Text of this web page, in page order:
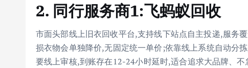
2. 同行服务商1:飞蚂蚁回收
市面头部线上旧衣回收平台,支持线下站点自主投递,服务
损衣物会单独降价,无固定统一单价;依靠线上系统自动分
要线上审核,到账存在12-24小时延时,适合追求大品牌、不